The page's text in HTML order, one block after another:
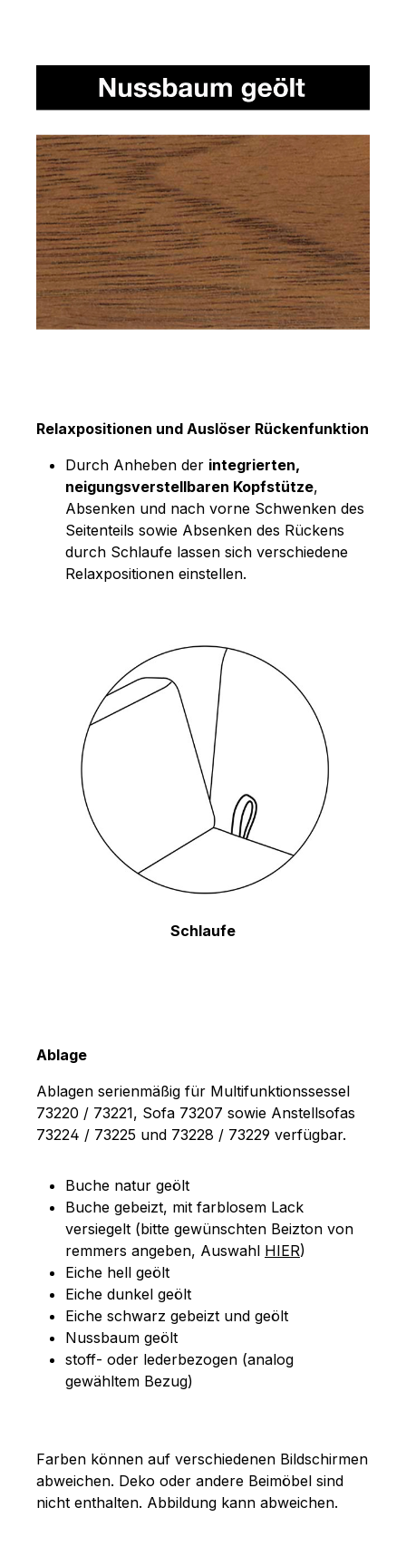
Relaxpositionen und Auslöser Rückenfunktion
Durch Anheben der integrierten,
neigungsverstellbaren Kopfstütze,
Absenken und nach vorne Schwenken des
Seitenteils sowie Absenken des Rückens
durch Schlaufe lassen sich verschiedene
Relaxpositionen einstellen.
Schlaufe
Ablage
Ablagen serienmäßig für Multifunktionssessel
73220 / 73221, Sofa 73207 sowie Anstellsofas
73224 / 73225 und 73228 / 73229 verfügbar.
Buche natur geölt
Buche gebeizt, mit farblosem Lack
versiegelt (bitte gewünschten Beizton von
remmers angeben, Auswahl HIER)
Eiche hell geölt
Eiche dunkel geölt
Eiche schwarz gebeizt und geölt
Nussbaum geölt
stoff- oder lederbezogen (analog
gewähltem Bezug)
Farben können auf verschiedenen Bildschirmen
abweichen. Deko oder andere Beimöbel sind
nicht enthalten. Abbildung kann abweichen.